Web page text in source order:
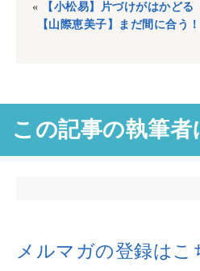
«
【小松易】片づけがはかどる
【山際恵美子】まだ間に合う
この記事の執筆者
メルマガの登録はこ